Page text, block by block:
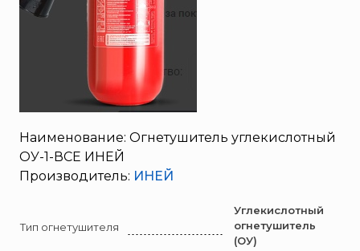
Порошковые огнетушители (ОП) с повышенными
тушащими свойствами
ПЕНОСМЕСИТЕЛЬ (ДОЗАТОР)
SERRA
«Pohorje» Mirna
«TFT» США
«Зелинский групп»
«Спотви»
АО «КОРПОРАЦИЯ
Наименование: Огнетушитель углекислотный
ОУ-1-ВСЕ ИНЕЙ
Производитель: ИНЕЙ
Тип огнетушителя
Углекислотный
огнетушитель
(ОУ)